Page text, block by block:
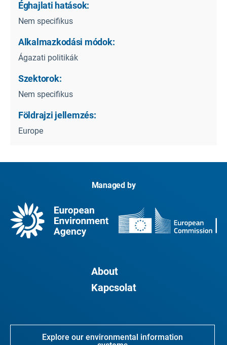
Éghajlati hatások:
Nem specifikus
Alkalmazkodási módok:
Ágazati politikák
Szektorok:
Nem specifikus
Földrajzi jellemzés:
Europe
Managed by
About
Kapcsolat
Explore our environmental information